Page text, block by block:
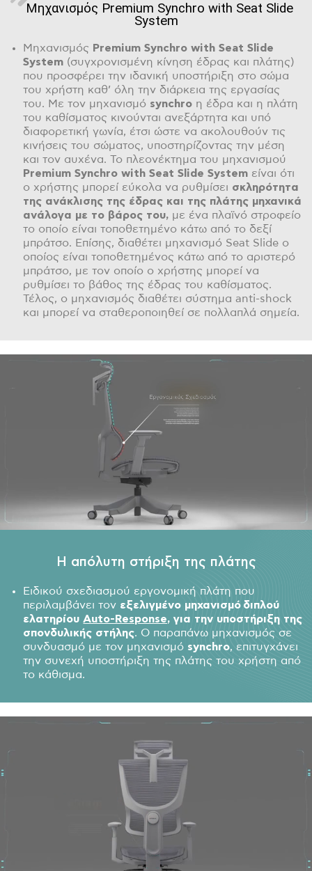
Μηχανισμός Premium Synchro with Seat Slide
System
Μηχανισμός Premium Synchro with Seat Slide
System (συγχρονισμένη κίνηση έδρας και πλάτης)
που προσφέρει την ιδανική υποστήριξη στο σώμα
του χρήστη καθ’ όλη την διάρκεια της εργασίας
του. Με τον μηχανισμό synchro η έδρα και η πλάτη
του καθίσματος κινούνται ανεξάρτητα και υπό
διαφορετική γωνία, έτσι ώστε να ακολουθούν τις
κινήσεις του σώματος, υποστηρίζοντας την μέση
και τον αυχένα. Το πλεονέκτημα του μηχανισμού
Premium Synchro with Seat Slide System είναι ότι
o χρήστης μπορεί εύκολα να ρυθμίσει σκληρότητα
της ανάκλισης της έδρας και της πλάτης μηχανικά
ανάλογα με το βάρος του, με ένα πλαϊνό στροφείο
το οποίο είναι τοποθετημένο κάτω από το δεξί
μπράτσο. Επίσης, διαθέτει μηχανισμό Seat Slide ο
οποίος είναι τοποθετημένος κάτω από το αριστερό
μπράτσο, με τον οποίο ο χρήστης μπορεί να
ρυθμίσει το βάθος της έδρας του καθίσματος.
Τέλος, ο μηχανισμός διαθέτει σύστημα anti-shock
και μπορεί να σταθεροποιηθεί σε πολλαπλά σημεία.
H απόλυτη στήριξη της πλάτης
Ειδικού σχεδιασμού εργονομική πλάτη που
περιλαμβάνει τον εξελιγμένο μηχανισμό διπλού
ελατηρίουAuto-Response, για την υποστήριξη της
σπονδυλικής στήλης. Ο παραπάνω μηχανισμός σε
συνδυασμό με τον μηχανισμό synchro, επιτυγχάνει
την συνεχή υποστήριξη της πλάτης του χρήστη από
το κάθισμα.